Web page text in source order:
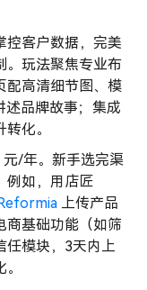
控客户数据，完美
。玩法聚焦专业布
配高清细节图、模
品牌故事；集成
化。
/年。新手选完渠
例如，用店匠
上传产品
商基础功能（如筛
任模块，3天内上